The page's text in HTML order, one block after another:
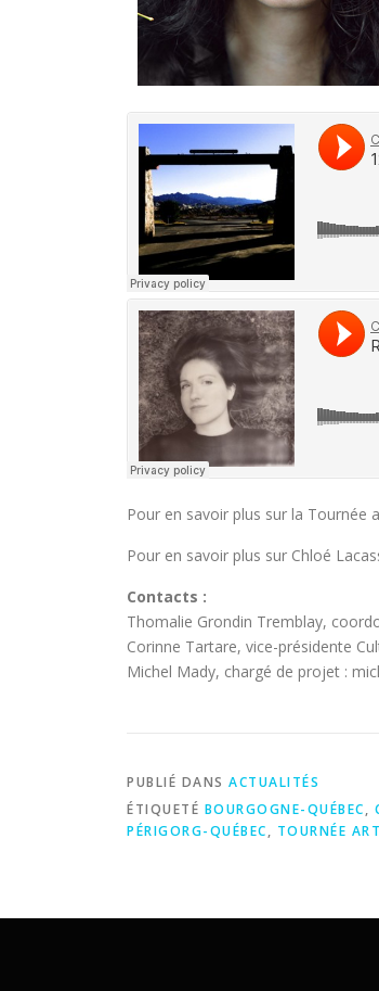
Pour en savoir plus sur la Tournée
Pour en savoir plus sur Chloé
Contacts :
Thomalie Grondin Tremblay,
Corinne Tartare, vice-présidente
Michel Mady, chargé de projet :
PUBLIÉ DANS ACTUALITÉS
ÉTIQUETÉ BOURGOGNE-QUÉBEC,
PÉRIGORG-QUÉBEC, TOURNÉE